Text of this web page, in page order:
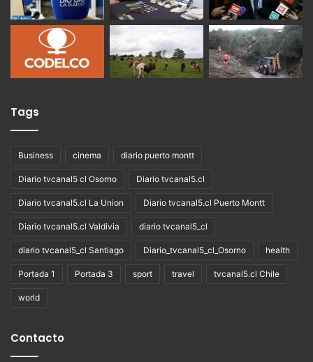
Tags
Business cinema diario puerto montt
Diario tvcanal5 cl Osorno Diario tvcanal5.cl
Diario tvcanal5.cl La Union Diario tvcanal5.cl Puerto Montt
Diario tvcanal5.cl Valdivia diario tvcanal5_cl
diario tvcanal5_cl Santiago Diario_tvcanal5_cl_Osorno health
Portada 1 Portada 3 sport travel tvcanal5.cl Chile
world
Contacto